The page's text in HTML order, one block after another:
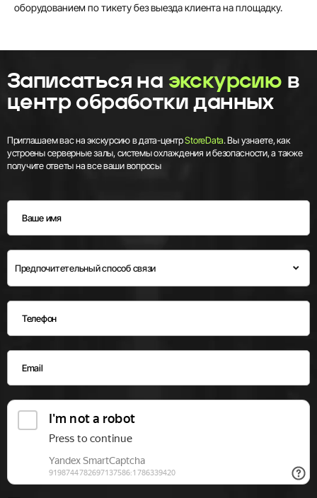
оборудованием по тикету без выезда клиента на площадку.
Записаться на экскурсию в
центр обработки данных
Приглашаем вас на экскурсию в дата-центрStoreData. Вы узнаете, как
устроены серверные залы, системы охлаждения и безопасности, а также
получите ответы на все ваши вопросы
Предпочитетельный способ связи
email
Телефон